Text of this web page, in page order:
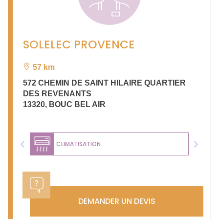
SOLELEC PROVENCE
57 km
572 CHEMIN DE SAINT HILAIRE QUARTIER
DES REVENANTS
13320, BOUC BEL AIR
CLIMATISATION
Previous Next
DEMANDER UN DEVIS